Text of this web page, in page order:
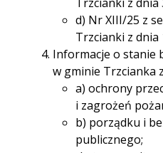
d) Nr XIII/25 z
Trzcianki z dnia
Informacje o stanie
w gminie Trzcianka
a) ochrony
i zagrożeń
b) porządku i
publicznego;